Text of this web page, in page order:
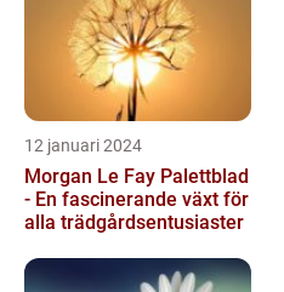
12 januari 2024
Morgan Le Fay Palettblad
- En fascinerande växt för
alla trädgårdsentusiaster